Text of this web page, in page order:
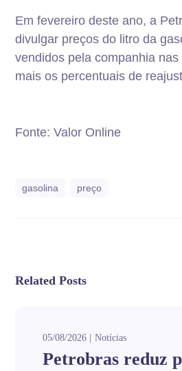
Em fevereiro deste ano, a
divulgar preços do litro da
vendidos pela companhia
mais os percentuais de
Fonte: Valor Online
gasolina preço
Related Posts
05/08/2026 Notícias
Petrobras reduz